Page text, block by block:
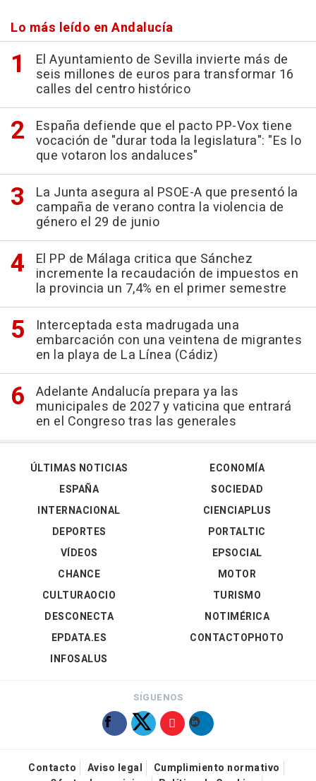
Lo más leído en Andalucía
El Ayuntamiento de Sevilla invierte más de
seis millones de euros para transformar 16
calles del centro histórico
España defiende que el pacto PP-Vox tiene
vocación de "durar toda la legislatura": "Es lo
que votaron los andaluces"
La Junta asegura al PSOE-A que presentó la
campaña de verano contra la violencia de
género el 29 de junio
El PP de Málaga critica que Sánchez
incremente la recaudación de impuestos en
la provincia un 7,4% en el primer semestre
Interceptada esta madrugada una
embarcación con una veintena de migrantes
en la playa de La Línea (Cádiz)
Adelante Andalucía prepara ya las
municipales de 2027 y vaticina que entrará
en el Congreso tras las generales
ÚLTIMAS NOTICIAS
ESPAÑA
INTERNACIONAL
DEPORTES
VÍDEOS
ECONOMÍA
SOCIEDAD
CIENCIAPLUS
PORTALTIC
EPSOCIAL
CHANCE
CULTURAOCIO
DESCONECTA
EPDATA.ES
INFOSALUS
MOTOR
TURISMO
NOTIMÉRICA
CONTACTOPHOTO
SÍGUENOS
Contacto Aviso legal
Cumplimiento normativo